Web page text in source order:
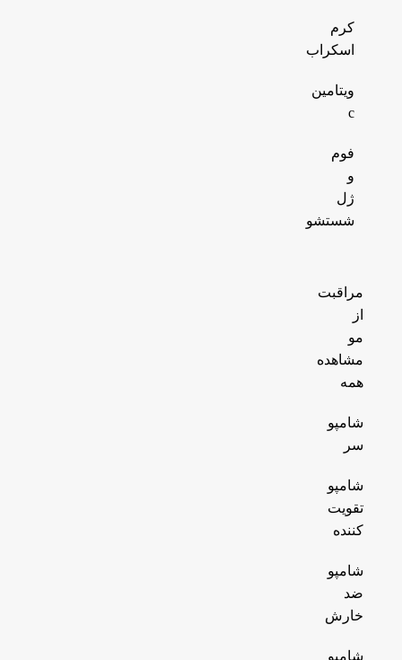
کرم
اسکراب
ویتامین
c
فوم
و
ژل
شستشو
مراقبت
از
مو
مشاهده
همه
شامپو
سر
شامپو
تقویت
کننده
شامپو
ضد
خارش
شامپو